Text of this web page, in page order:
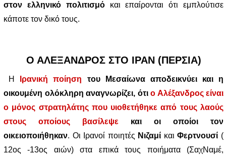
στον ελληνικό πολιτισμόκαι επαίρονται ότι εμπλούτισε
κάποτε τον δικό τους.
Ο ΑΛΕΞΑΝΔΡΟΣ ΣΤΟ ΙΡΑΝ (ΠΕΡΣΙΑ)
Η Ιρανική ποίηση του Μεσαίωνα αποδεικνύει και η
οικουμένη ολόκληρη αναγνωρίζει, ότι ο Αλέξανδρος είναι
ο μόνος στρατηλάτης που υιοθετήθηκε από τους λαούς
στους οποίους βασίλεψε και οι οποίοι τον
οικειοποιήθηκαν. Οι Ιρανοί ποιητές Νιζαμί καιΦερτνουσί (
12ος -13ος αιών) στα επικά τους ποιήματα (ΣαχΝαμέ,